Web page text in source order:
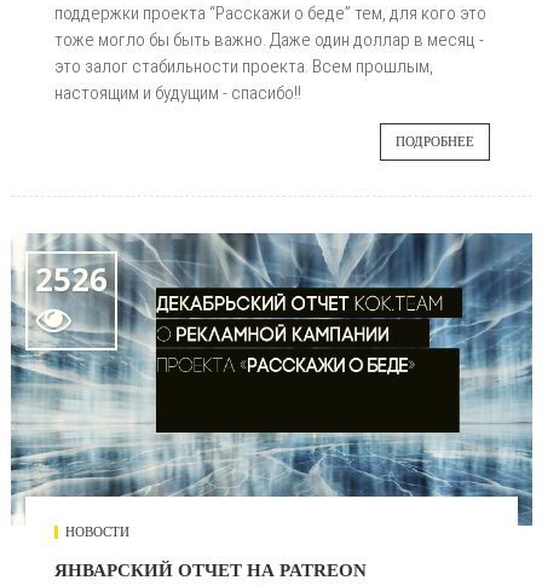
поддержки проекта “Расскажи о беде” тем, для кого это
тоже могло бы быть важно. Даже один доллар в месяц -
это залог стабильности проекта. Всем прошлым,
настоящим и будущим - спасибо!!
ПОДРОБНЕЕ
2526

НОВОСТИ
ЯНВАРСКИЙ ОТЧЕТ НА PATREON